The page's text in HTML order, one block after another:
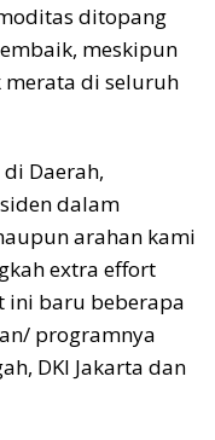
ditopang
meskipun
merata di seluruh
Daerah,
dalam
arahan kami
extra effort
ini baru beberapa
programnya
DKI Jakarta dan